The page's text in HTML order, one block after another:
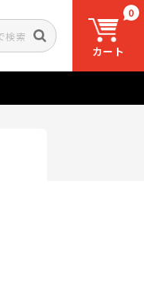
0
カート